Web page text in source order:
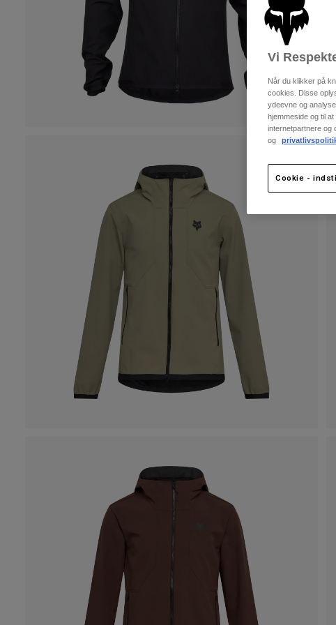
Vi
Når du klikker på
cookies. Disse
ydeevne og
hjemmeside og til
internetpartnere og
og
Cookie -